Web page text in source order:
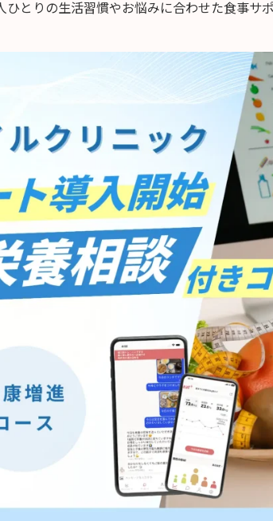
とりの生活習慣やお悩みに合わせた食事サ